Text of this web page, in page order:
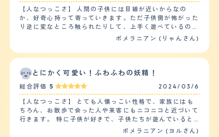
なんというか、活動的でほかの子たちと遊びたいという気
持ちが強いんですけど、ほかの子は疲れているのか遊びた
くないという感じで活動的で、えさを食べ終わるのも早い
ように見えました。 【しつけやすさ】 しつけについては
しつけやすく、賢いように思えます。何をすると飼い主が
けないことについては学習できます。散歩については一日
当たり２回ほど散歩させないと太りやすいので注意です。
【お手入れ】 毛の長さは長く、質感についてはふわふわ
の質感ですが、これはお手入れした場合です。お手入れを
しないと多分ごわごわの毛並みになるのではないかと。シ
ャンプーの頻度は２日に一回でカットの頻度は２か月に一
回で特にこだわりがあるかッとはないです。ワンちゃんが
歩きやすい、前が見えやすいという点のみ重視したカット
をしています。健康問題の悩みですが、以前は皮膚病に悩
【人なつっこさ】 人間の子供には目線が近いからなの
か、好奇心持って寄っていきます。ただ子供側が怖がった
り逆に変なところ触られたりして、上手く遊べているのか
な？とは思ったりします。大人に対してもおやつ等があれ
ば寄っていくので、人懐っこい方だと思いました。犬には
あまり慣れていないのか追いかけられることの方が多く、
えたりもあまりしないですが、相手が吠えると負けじと吠
え返します。 【落ち着き】 落ち着きはあまりない方だと
思います。特におやつに目がくらみやすいのでおやつを見
せると暴れます。外の大きい音(クラクションや家のピン
ポンなど)にも吠えたりするので、環境慣れしてないのか
正確なのか分からないです。 【しつけやすさ】 初めての
ペットなので平均が分からないですが、トイレは2週間ほ
どですぐ出来るようになりましたので、しつけがしにくい
ポメラニアン (りゃんさん)
とにかく可愛い！ふわふわの妖精！
総合評価 5 2024/03/6
【人なつっこさ】 とても人懐っこい性格で、家族にはも
ちろん、お散歩で会った人や来客にもニコニコと近づいて
行きます。 特に子供が好きで、子供たちが遊んでいると
積極的に近づいたり、ベビーカーの中を気にしている様子
ポメラニアン (ヨルさん)